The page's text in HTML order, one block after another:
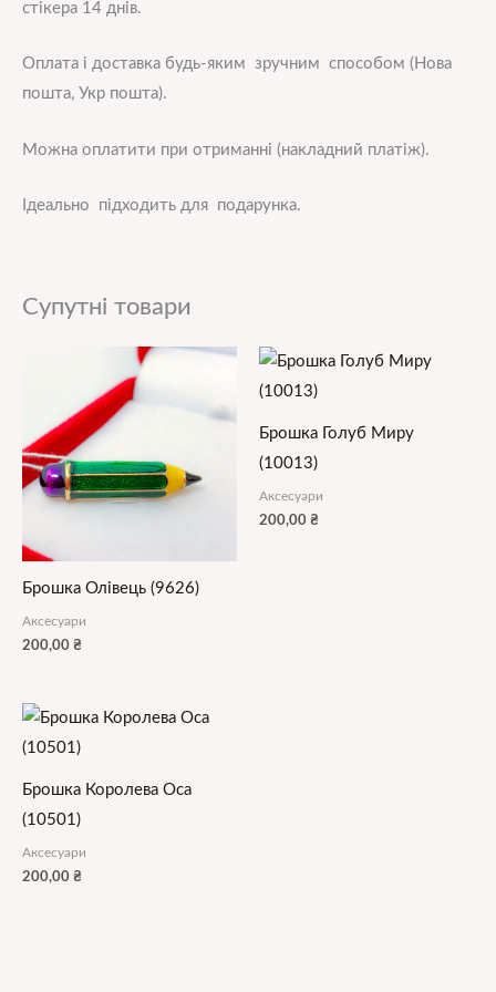
стікера 14 днів.
Оплата і доставка будь-яким зручним способом (Нова
пошта, Укр пошта).
Можна оплатити при отриманні (накладний платіж).
Ідеально підходить для подарунка.
Супутні товари
Брошка Олівець (9626)
Аксесуари
200,00 ₴
Брошка Голуб Миру
(10013)
Аксесуари
200,00 ₴
Брошка Королева Оса
(10501)
Аксесуари
200,00 ₴